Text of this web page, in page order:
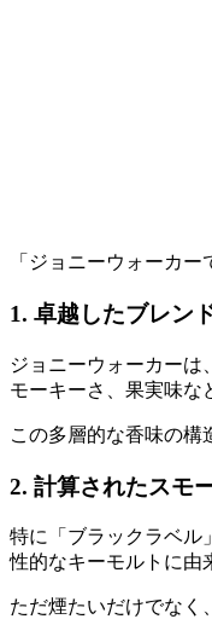
「ジョニーウォーカ
1. 卓越したブレン
ジョニーウォーカーは
モーキーさ、果実味な
この多層的な香味の構
2. 計算されたスモ
特に「ブラックラベル
性的なキーモルトに由
ただ煙たいだけでなく